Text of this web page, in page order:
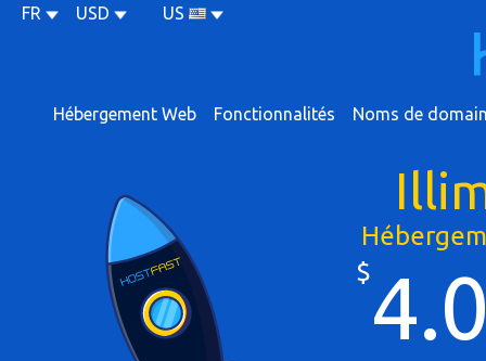
FR USD US
Hébergement Web Fonctionnalités Noms de
$